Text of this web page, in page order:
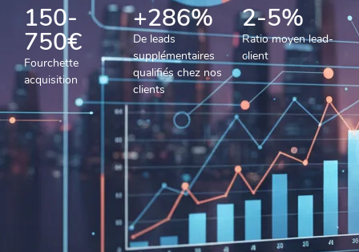
150-
750€
Fourchette
acquisition
+286%
De leads
supplémentaires
qualifiés chez nos
clients
2-5%
Ratio moyen lead-
client